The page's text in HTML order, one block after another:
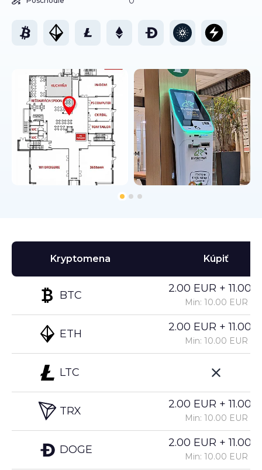
Kryptomena
BTC
ETH
LTC
TRX
DOGE
Kúpiť
2.00 EUR +
Min: 10.00 EUR
2.00 EUR +
Min: 10.00 EUR
2.00 EUR +
Min: 10.00 EUR
2.00 EUR +
Min: 10.00 EUR